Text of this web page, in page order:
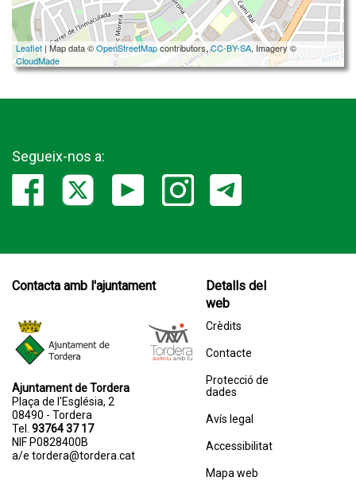
Leaflet | Map data ©OpenStreetMapcontributors,CC-BY-SA, Imagery ©
CloudMade
Segueix-nos a:
Contacta amb l'ajuntament
Ajuntament de Tordera
Plaça de l'Església, 2
08490 - Tordera
Tel. 93764 37 17
NIF P0828400B
a/e tordera@tordera.cat
Detalls del
web
Crèdits
Contacte
Protecció de
dades
Avís legal
Accessibilitat
Mapa web